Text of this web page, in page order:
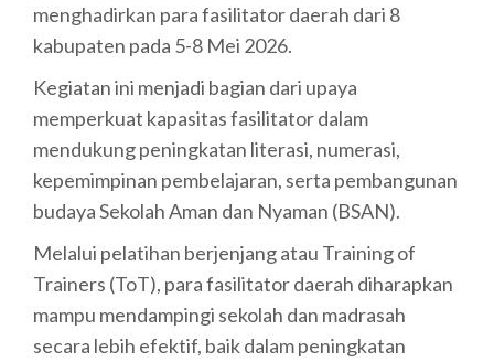
menghadirkan para fasilitator daerah dari 8
kabupaten pada 5-8 Mei 2026.
Kegiatan ini menjadi bagian dari upaya
memperkuat kapasitas fasilitator dalam
mendukung peningkatan literasi, numerasi,
kepemimpinan pembelajaran, serta pembangunan
budaya Sekolah Aman dan Nyaman (BSAN).
Melalui pelatihan berjenjang atau Training of
Trainers (ToT), para fasilitator daerah diharapkan
mampu mendampingi sekolah dan madrasah
secara lebih efektif, baik dalam peningkatan